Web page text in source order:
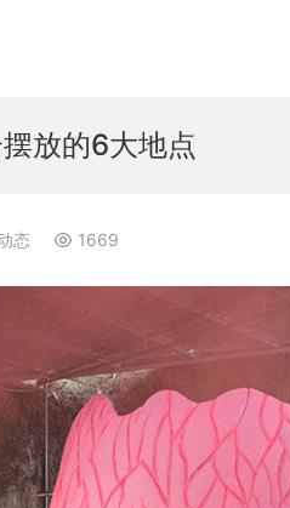
放的6大地点
态 1669